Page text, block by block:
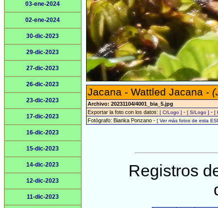
03-ene-2024
02-ene-2024
30-dic-2023
29-dic-2023
27-dic-2023
26-dic-2023
23-dic-2023
17-dic-2023
16-dic-2023
15-dic-2023
14-dic-2023
12-dic-2023
11-dic-2023
Jacana - Wattled Jacana -
Archivo: 20231104/4001_bia_5.jpg
Exportar la foto con los datos: [ C/Logo ] - [ S/Logo ] - [
Fotógrafo: Bianka Ponzano - [ Ver más fotos de esta
Registros